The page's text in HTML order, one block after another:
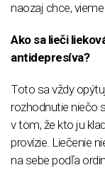
naozaj chce,
Ako sa lieči
antidepresíva?
Toto sa vždy
rozhodnutie niečo
v tom, že kto ju
provízie. Liečenie
na sebe podľa